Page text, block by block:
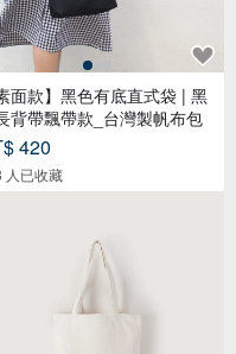
面款】黑色有底直式袋 | 黑
背帶飄帶款_台灣製帆布包
420
人已收藏